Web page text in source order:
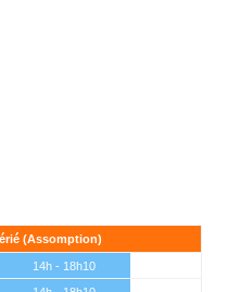
(Assomption)
14h - 18h10